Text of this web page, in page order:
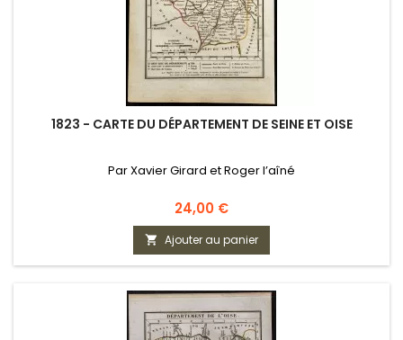
1823 - CARTE DU DÉPARTEMENT DE SEINE ET OISE
Par Xavier Girard et Roger l’aîné
Prix
24,00 €
 Ajouter au panier